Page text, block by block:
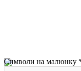
Символи на малюнку